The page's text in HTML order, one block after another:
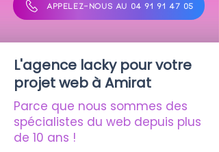
APPELEZ-NOUS AU 04 91 91 47 05
L'agence lacky pour votre
projet web à Amirat
Parce que nous sommes des
spécialistes du web depuis plus
de 10 ans !